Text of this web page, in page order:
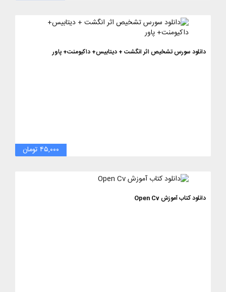
دانلود سورس تشخیص اثر انگشت + دیتابیس+ داکیومنت+ پاور
۴۵,۰۰۰ تومان
دانلود کتاب آموزش Open Cv